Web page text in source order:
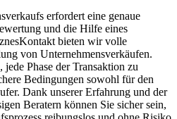
erfordert eine genaue
und die Hilfe eines
bieten wir volle
von Unternehmensverkäufen.
Phase der Transaktion zu
Bedingungen sowohl für den
Dank unserer Erfahrung und der
Beratern können Sie sicher sein,